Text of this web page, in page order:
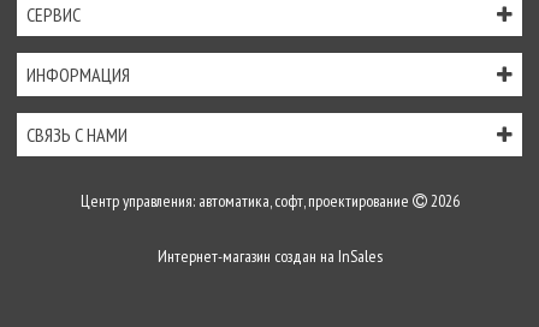
СЕРВИС
ИНФОРМАЦИЯ
СВЯЗЬ С НАМИ
Центр управления: автоматика, софт, проектирование 2026
Интернет-магазин создан на InSales